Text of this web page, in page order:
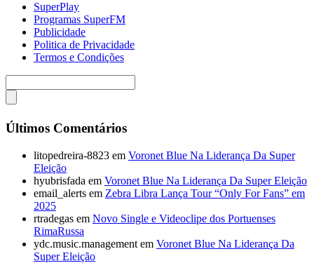
SuperPlay
Programas SuperFM
Publicidade
Politica de Privacidade
Termos e Condições
Últimos Comentários
litopedreira-8823 em Voronet Blue Na Liderança Da Super
Eleição
hyubrisfada em Voronet Blue Na Liderança Da Super Eleição
email_alerts em Zebra Libra Lança Tour “Only For Fans” em
2025
rtradegas em Novo Single e Videoclipe dos Portuenses
RimaRussa
ydc.music.management em Voronet Blue Na Liderança Da
Super Eleição